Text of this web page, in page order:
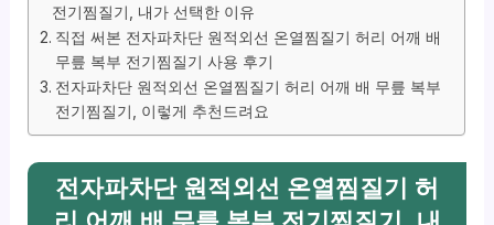
전기찜질기, 내가 선택한 이유
직접 써본 전자파차단 원적외선 온열찜질기 허리 어깨 배
무릎 복부 전기찜질기 사용 후기
전자파차단 원적외선 온열찜질기 허리 어깨 배 무릎 복부
전기찜질기, 이렇게 추천드려요
전자파차단 원적외선 온열찜질기 허